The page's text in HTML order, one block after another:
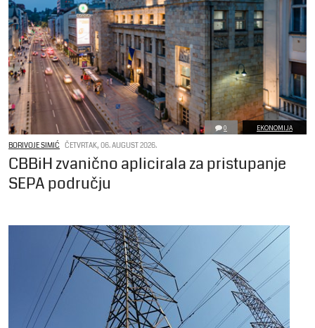
0 EKONOMIJA
BORIVOJE SIMIĆ ČETVRTAK, 06. AUGUST 2026.
CBBiH zvanično aplicirala za pristupanje
SEPA području